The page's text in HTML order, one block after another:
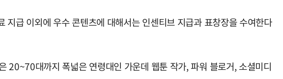
급 이외에 우수 콘텐츠에 대해서는 인센티브 지급과 표창장을 수여한다
대까지 폭넓은 연령대인 가운데 웹툰 작가, 파워 블로거, 소셜미디